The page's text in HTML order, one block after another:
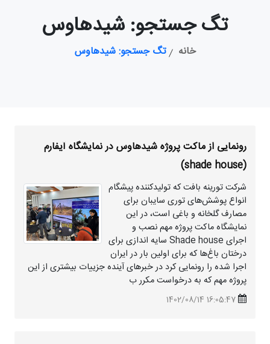
تگ جستجو: شیدهاوس
خانه تگ جستجو: شیدهاوس
رونمایی از ماکت پروژهشیدهاوسدر نمایشگاه آیفارم
(shade house)
شرکت تورینه بافت که تولیدکننده پیشگام
انواع پوشش‌های توری سایبان برای
مصارف گلخانه و باغی است، در این
نمایشگاه ماکت پروژه مهم نصب و
اجرای Shade house سایه اندازی برای
درختان باغ‌ها که برای اولین بار در ایران
اجرا شده را رونمایی کرد در خبرهای آینده جزییات بیشتری از این
پروژه مهم که به درخواست مکرر ب
16:05:47 1402/08/14